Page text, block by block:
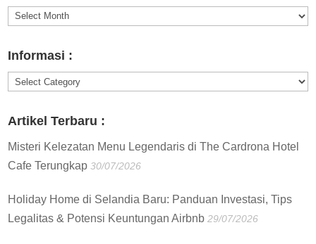
Arsip
Informasi :
Informasi
Artikel Terbaru :
Misteri Kelezatan Menu Legendaris di The Cardrona Hotel
Cafe Terungkap 30/07/2026
Holiday Home di Selandia Baru: Panduan Investasi, Tips
Legalitas & Potensi Keuntungan Airbnb 29/07/2026